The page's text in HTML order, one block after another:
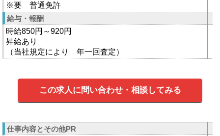
※要 普通免許
給与・報酬
時給850円～920円
昇給あり
（当社規定により 年一回査定）
この求人に問い合わせ・相談してみる
仕事内容とその他PR